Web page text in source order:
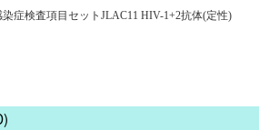
症検査項目セットJLAC11 HIV-1+2抗体(定性)